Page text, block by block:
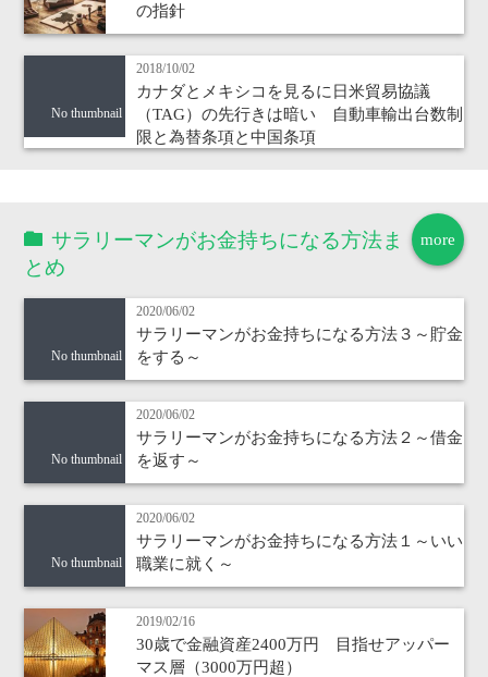
の指針
No thumbnail
2018/10/02
カナダとメキシコを見るに日米貿易協議
（TAG）の先行きは暗い 自動車輸出台数制
限と為替条項と中国条項
more
サラリーマンがお金持ちになる方法ま
とめ
No thumbnail
2020/06/02
サラリーマンがお金持ちになる方法３～貯金
をする～
No thumbnail
2020/06/02
サラリーマンがお金持ちになる方法２～借金
を返す～
No thumbnail
2020/06/02
サラリーマンがお金持ちになる方法１～いい
職業に就く～
2019/02/16
30歳で金融資産2400万円 目指せアッパー
マス層（3000万円超）